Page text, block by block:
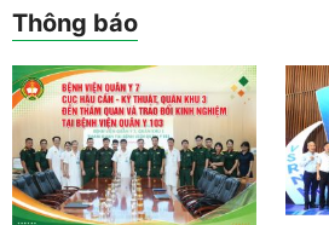
Thông báo